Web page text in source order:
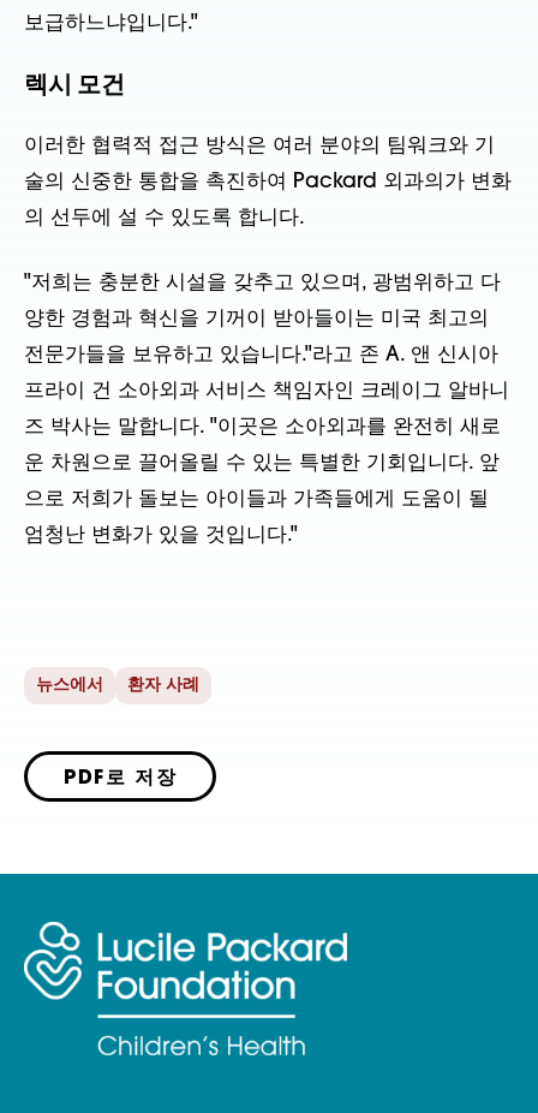
보급하느냐입니다."
렉시 모건
이러한 협력적 접근 방식은 여러 분야의 팀워크와 기
술의 신중한 통합을 촉진하여 Packard 외과의가 변화
의 선두에 설 수 있도록 합니다.
"저희는 충분한 시설을 갖추고 있으며, 광범위하고 다
양한 경험과 혁신을 기꺼이 받아들이는 미국 최고의
전문가들을 보유하고 있습니다."라고 존 A. 앤 신시아
프라이 건 소아외과 서비스 책임자인 크레이그 알바니
즈 박사는 말합니다. "이곳은 소아외과를 완전히 새로
운 차원으로 끌어올릴 수 있는 특별한 기회입니다. 앞
으로 저희가 돌보는 아이들과 가족들에게 도움이 될
엄청난 변화가 있을 것입니다."
뉴스에서 환자 사례
PDF로 저장